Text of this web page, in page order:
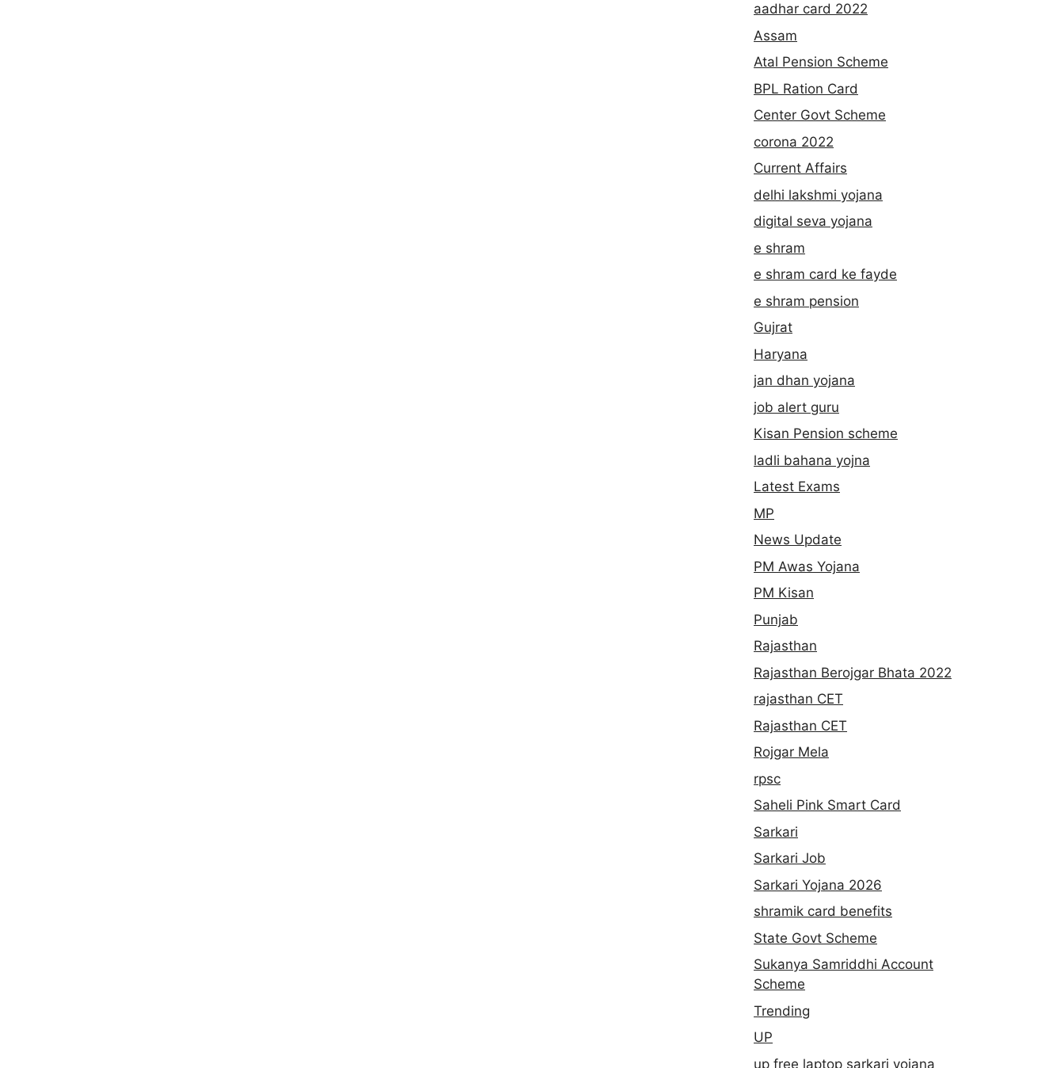
aadhar card 2022
Assam
Atal Pension Scheme
BPL Ration Card
Center Govt Scheme
corona 2022
Current Affairs
delhi lakshmi yojana
digital seva yojana
e shram
e shram card ke fayde
e shram pension
Gujrat
Haryana
jan dhan yojana
job alert guru
Kisan Pension scheme
ladli bahana yojna
Latest Exams
MP
News Update
PM Awas Yojana
PM Kisan
Punjab
Rajasthan
Rajasthan Berojgar Bhata 2022
rajasthan CET
Rajasthan CET
Rojgar Mela
rpsc
Saheli Pink Smart Card
Sarkari
Sarkari Job
Sarkari Yojana 2026
shramik card benefits
State Govt Scheme
Sukanya Samriddhi Account
Scheme
Trending
UP
up free laptop sarkari yojana